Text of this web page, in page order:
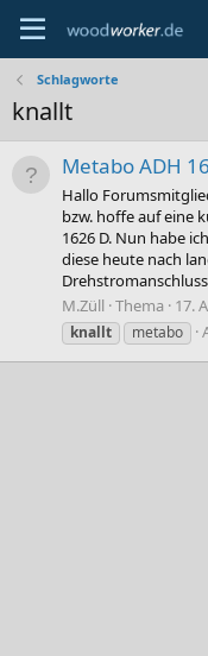
Schlagworte
knallt
Metabo ADH
Hallo
bzw. hoffe auf eine
1626 D. Nun habe
diese heute nach
M.Züll Thema 17.
knallt
metabo